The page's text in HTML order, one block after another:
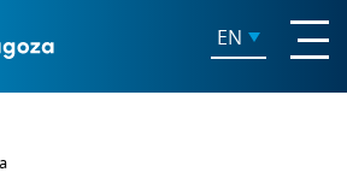
EN